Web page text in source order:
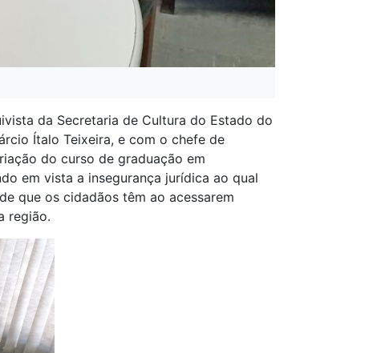
da Secretaria de Cultura do Estado do
Ítalo Teixeira, e com o chefe de
do curso de graduação em
em vista a insegurança jurídica ao qual
que os cidadãos têm ao acessarem
região.